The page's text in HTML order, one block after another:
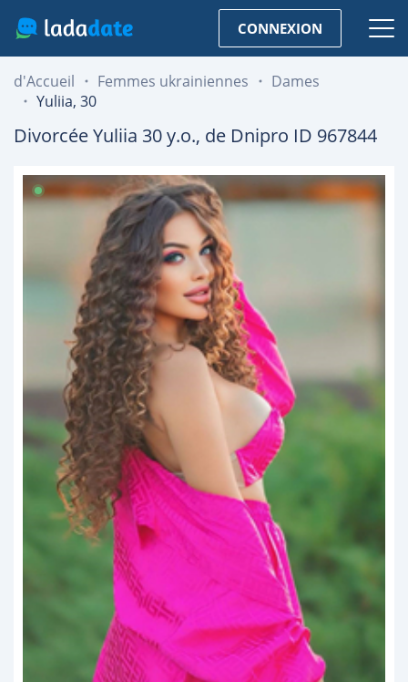
CONNEXION
d'Accueil Femmes ukrainiennes
Dames
Yuliia, 30
DivorcéeYuliia 30y.o., de Dnipro ID 967844